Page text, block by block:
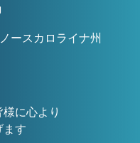
ースカロライナ州
に心より
ます